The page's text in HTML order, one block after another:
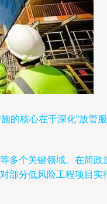
核心在于深化“放管
多个关键领域。在简
部分低风险工程项目